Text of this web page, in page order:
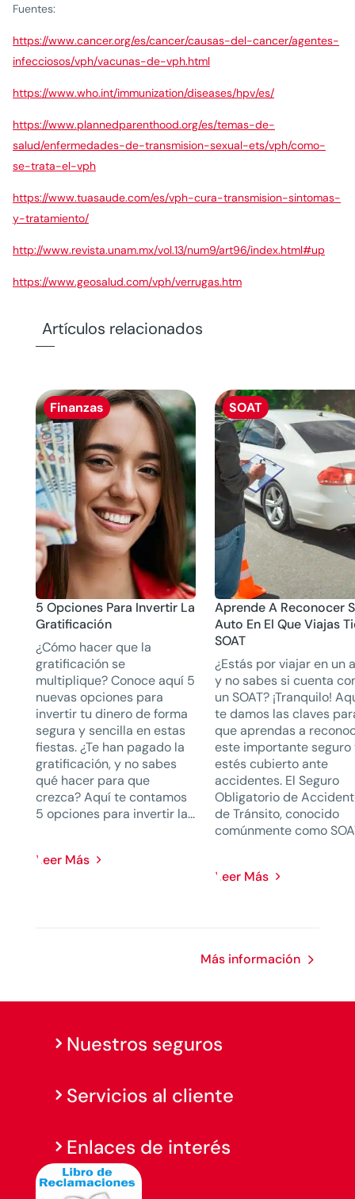
Fuentes:
https://www.cancer.org/es/cancer/causas-del-cancer/agentes-
infecciosos/vph/vacunas-de-vph.html
https://www.who.int/immunization/diseases/hpv/es/
https://www.plannedparenthood.org/es/temas-de-
salud/enfermedades-de-transmision-sexual-ets/vph/como-
se-trata-el-vph
https://www.tuasaude.com/es/vph-cura-transmision-sintomas-
y-tratamiento/
http://www.revista.unam.mx/vol.13/num9/art96/index.html#up
https://www.geosalud.com/vph/verrugas.htm
Artículos relacionados
Finanzas
5 Opciones Para Invertir La
Gratificación
¿Cómo hacer que la
gratificación se
multiplique? Conoce aquí 5
nuevas opciones para
invertir tu dinero de forma
segura y sencilla en estas
fiestas. ¿Te han pagado la
gratificación, y no sabes
qué hacer para que
crezca? Aquí te contamos
5 opciones para invertir la...
Leer Más
SOAT
Aprende A Reconocer
Auto En El Que Viajas
SOAT
¿Estás por viajar en un
y no sabes si cuenta
un SOAT? ¡Tranquilo!
te damos las claves
que aprendas a
este importante seguro
estés cubierto ante
accidentes. El Seguro
Obligatorio de
de Tránsito, conocido
comúnmente como
Leer Más
Más información
Nuestros seguros
Servicios al cliente
Enlaces de interés